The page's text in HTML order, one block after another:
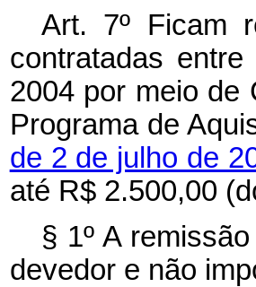
Art. 7º Ficam
contratadas
2004 por meio de
Programa de
de 2 de julho de
até R$ 2.500,00
§ 1º A
devedor e não